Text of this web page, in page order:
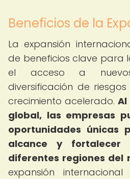
Beneficios de la
La expansión
de beneficios clave para
el acceso a
diversificación de
crecimiento acelerado.
global, las empresas
oportunidades únicas
alcance y fortalecer
diferentes regiones del
expansión